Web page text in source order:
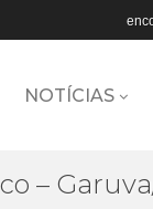
NOTÍCIAS
–